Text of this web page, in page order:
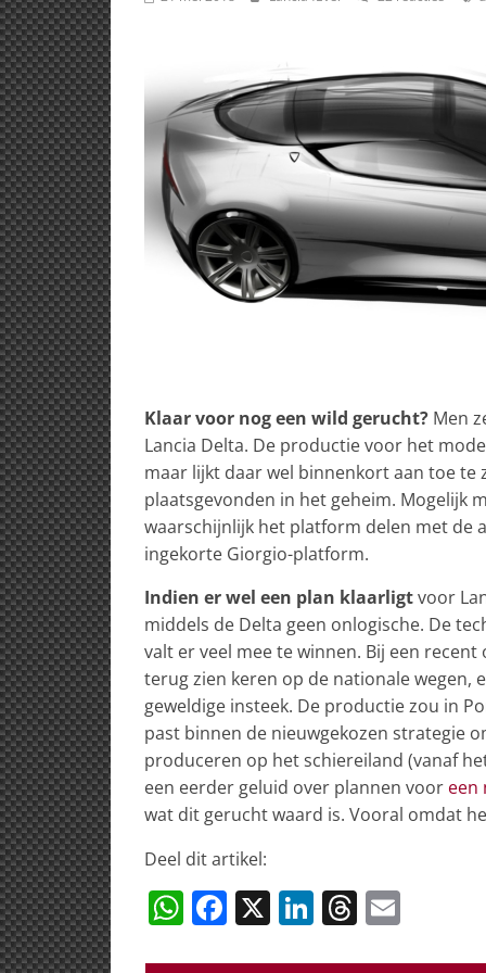
Klaar voor nog een wild gerucht? Men
Lancia Delta. De productie voor het
maar lijkt daar wel binnenkort aan toe te
plaatsgevonden in het geheim. Mogelijk
waarschijnlijk het platform delen met de
ingekorte Giorgio-platform.
Indien er wel een plan klaarligtvoor
middels de Delta geen onlogische. De
valt er veel mee te winnen. Bij een
terug zien keren op de nationale wegen,
geweldige insteek. De productie zou in
past binnen de nieuwgekozen strategie
produceren op het schiereiland (vanaf
een eerder geluid over plannen voor een
wat dit gerucht waard is. Vooral omdat
Deel dit artikel:
W F X Li T